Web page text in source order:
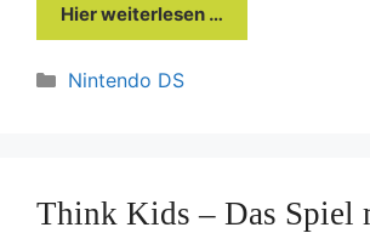
Hier weiterlesen …
Kategorien
Nintendo DS
Think Kids – Das Spiel